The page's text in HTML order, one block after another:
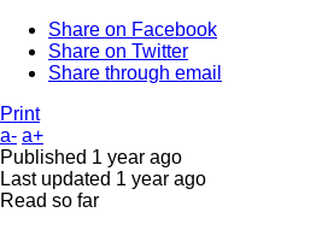
Share on Facebook
Share on Twitter
Share through email
Print
a- a+
Published 1 year ago
Last updated 1 year ago
Read so far